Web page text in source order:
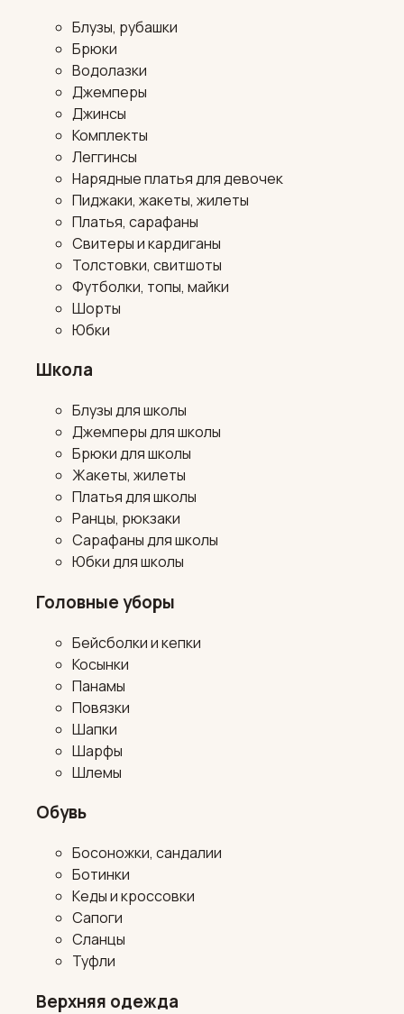
Блузы, рубашки
Брюки
Водолазки
Джемперы
Джинсы
Комплекты
Леггинсы
Нарядные платья для девочек
Пиджаки, жакеты, жилеты
Платья, сарафаны
Свитеры и кардиганы
Толстовки, свитшоты
Футболки, топы, майки
Шорты
Юбки
Школа
Блузы для школы
Джемперы для школы
Брюки для школы
Жакеты, жилеты
Платья для школы
Ранцы, рюкзаки
Сарафаны для школы
Юбки для школы
Головные уборы
Бейсболки и кепки
Косынки
Панамы
Повязки
Шапки
Шарфы
Шлемы
Обувь
Босоножки, сандалии
Ботинки
Кеды и кроссовки
Сапоги
Сланцы
Туфли
Верхняя одежда